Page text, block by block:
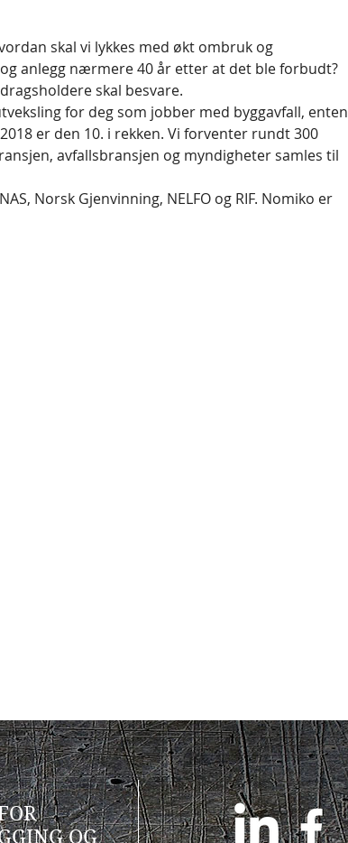
skal vi lykkes med økt ombruk og
anlegg nærmere 40 år etter at det ble forbudt?
for deg som jobber med byggavfall, enten
er den 10. i rekken. Vi forventer rundt 300
avfallsbransjen og myndigheter samles til
Norsk Gjenvinning, NELFO og RIF. Nomiko er
OG